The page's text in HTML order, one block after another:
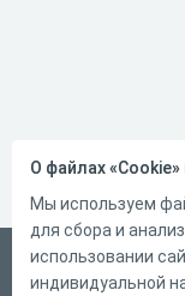
Русский
О файлах
Мы используем
для сбора и
использовании
индивидуальной